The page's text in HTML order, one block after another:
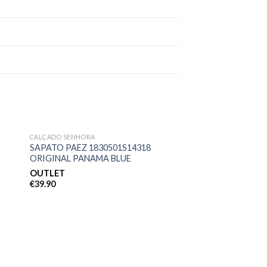
Adicionar
aos meus
CALÇADO SENHORA
SAPATO PAEZ 1830501S14318
ORIGINAL PANAMA BLUE
OUTLET
€39.90